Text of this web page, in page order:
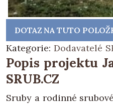
DOTAZ NA TUTO
Kategorie: Dodavatelé
Popis projektu
SRUB.CZ
Sruby a rodinné